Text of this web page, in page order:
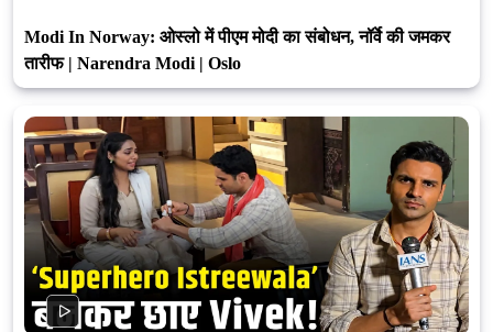
Modi In Norway: ओस्लो में पीएम मोदी का संबोधन, नॉर्वे की जमकर
तारीफ | Narendra Modi | Oslo